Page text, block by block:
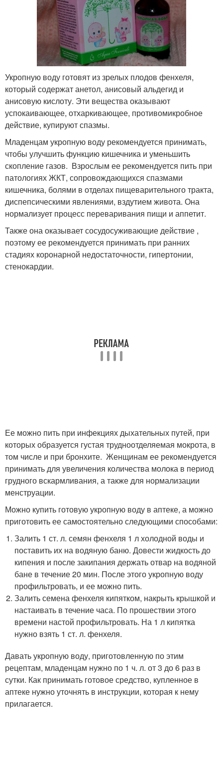
Укропную воду готовят из зрелых плодов фенхеля,
который содержат анетол, анисовый альдегид и
анисовую кислоту. Эти вещества оказывают
успокаивающее, отхаркивающее, противомикробное
действие, купируют спазмы.
Младенцам укропную воду рекомендуется принимать,
чтобы улучшить функцию кишечника и уменьшить
скопление газов. Взрослым ее рекомендуется пить при
патологиях ЖКТ, сопровождающихся спазмами
кишечника, болями в отделах пищеварительного тракта,
диспепсическими явлениями, вздутием живота. Она
нормализует процесс переваривания пищи и аппетит.
Также она оказывает сосудосуживающие действие ,
поэтому ее рекомендуется принимать при ранних
стадиях коронарной недостаточности, гипертонии,
стенокардии.
Ее можно пить при инфекциях дыхательных путей, при
которых образуется густая трудноотделяемая мокрота, в
том числе и при бронхите. Женщинам ее рекомендуется
принимать для увеличения количества молока в период
грудного вскармливания, а также для нормализации
менструации.
Можно купить готовую укропную воду в аптеке, а можно
приготовить ее самостоятельно следующими способами:
Залить 1 ст. л. семян фенхеля 1 л холодной воды и
поставить их на водяную баню. Довести жидкость до
кипения и после закипания держать отвар на водяной
бане в течение 20 мин. После этого укропную воду
профильтровать, и ее можно пить.
Залить семена фенхеля кипятком, накрыть крышкой и
настаивать в течение часа. По прошествии этого
времени настой профильтровать. На 1 л кипятка
нужно взять 1 ст. л. фенхеля.
Давать укропную воду, приготовленную по этим
рецептам, младенцам нужно по 1 ч. л. от 3 до 6 раз в
сутки. Как принимать готовое средство, купленное в
аптеке нужно уточнять в инструкции, которая к нему
прилагается.